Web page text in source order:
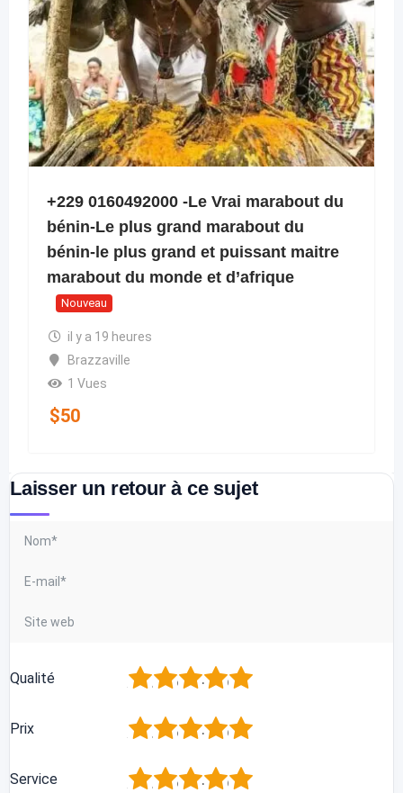
+229 0160492000 -Le Vrai marabout du
bénin-Le plus grand marabout du
bénin-le plus grand et puissant maitre
marabout du monde et d’afrique
Nouveau
il y a 19 heures
Brazzaville
1 Vues
$50
Laisser un retour à ce sujet
Qualité 5
4
3
2
Prix 5
4
3
2
Service 5
4
3
2